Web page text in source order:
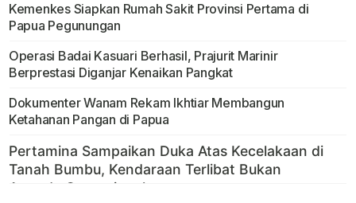
Kemenkes Siapkan Rumah Sakit Provinsi Pertama di
Papua Pegunungan
Operasi Badai Kasuari Berhasil, Prajurit Marinir
Berprestasi Diganjar Kenaikan Pangkat
Dokumenter Wanam Rekam Ikhtiar Membangun
Ketahanan Pangan di Papua